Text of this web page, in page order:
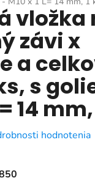
vložka
závi x
a
s
14
hodnotenia